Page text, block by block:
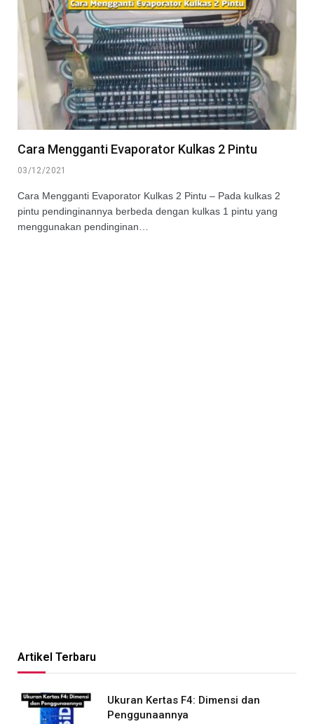
Cara Mengganti Evaporator Kulkas 2 Pintu
03/12/2021
Cara Mengganti Evaporator Kulkas 2 Pintu – Pada kulkas 2
pintu pendinginannya berbeda dengan kulkas 1 pintu yang
menggunakan pendinginan…
Artikel Terbaru
Ukuran Kertas F4: Dimensi dan
Penggunaannya